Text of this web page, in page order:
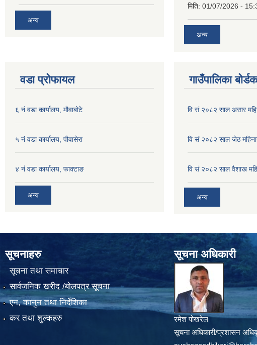
अन्य
मिति: 01/07/2026 -
अन्य
वडा प्रोफायल
६ नं वडा कार्यालय, मौवाबोटे
५ नं वडा कार्यालय, पौवासेरा
४ नं वडा कार्यालय, फाक्टाङ
अन्य
गाउँपालिका
वि सं २०८२ साल असार
वि सं २०८२ साल जेठ
वि सं २०८२ साल वैशाख
अन्य
सूचनाहरु
सूचना तथा समाचार
सार्वजनिक खरीद /बोलपत्र सूचना
एन, कानुन तथा निर्देशिका
कर तथा शुल्कहरु
सूचना अधिकारी
रमेश पोखरेल
सूचना अधिकारी/प्रशासन